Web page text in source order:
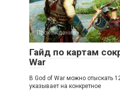
Прохождения
Гайд по картам
War
В God of War можно отыскать
указывает на конкретное